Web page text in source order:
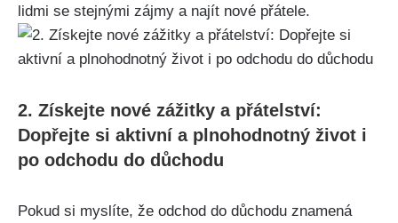
lidmi se stejnými zájmy a najít nové přátele.
2. Získejte ‌nové ‍zážitky a přátelství:
Dopřejte si aktivní ‍a plnohodnotný život i
po odchodu do‍ důchodu
Pokud si myslíte, ​že odchod ‌do důchodu znamená